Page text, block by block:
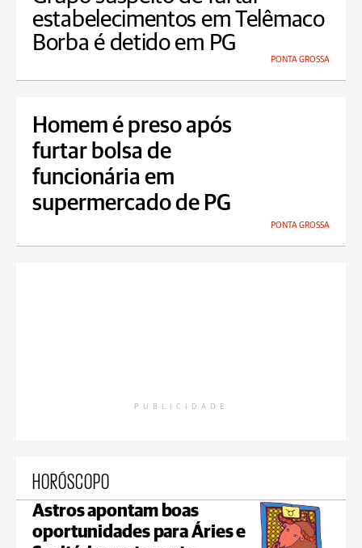
estabelecimentos em Telêmaco
Borba é detido em PG
PONTA GROSSA
Homem é preso após
furtar bolsa de
funcionária em
supermercado de PG
PONTA GROSSA
PUBLICIDADE
HORÓSCOPO
Astros apontam boas
oportunidades para Áries e